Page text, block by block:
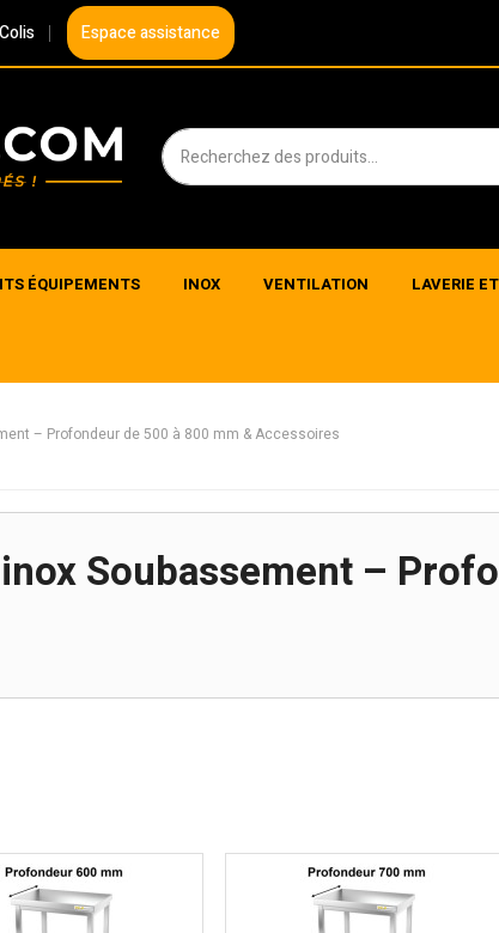
Espace assistance
ÉQUIPEMENTS INOX VENTILATION LAVERIE
– Profondeur de 500 à 800 mm & Accessoires
Soubassement –